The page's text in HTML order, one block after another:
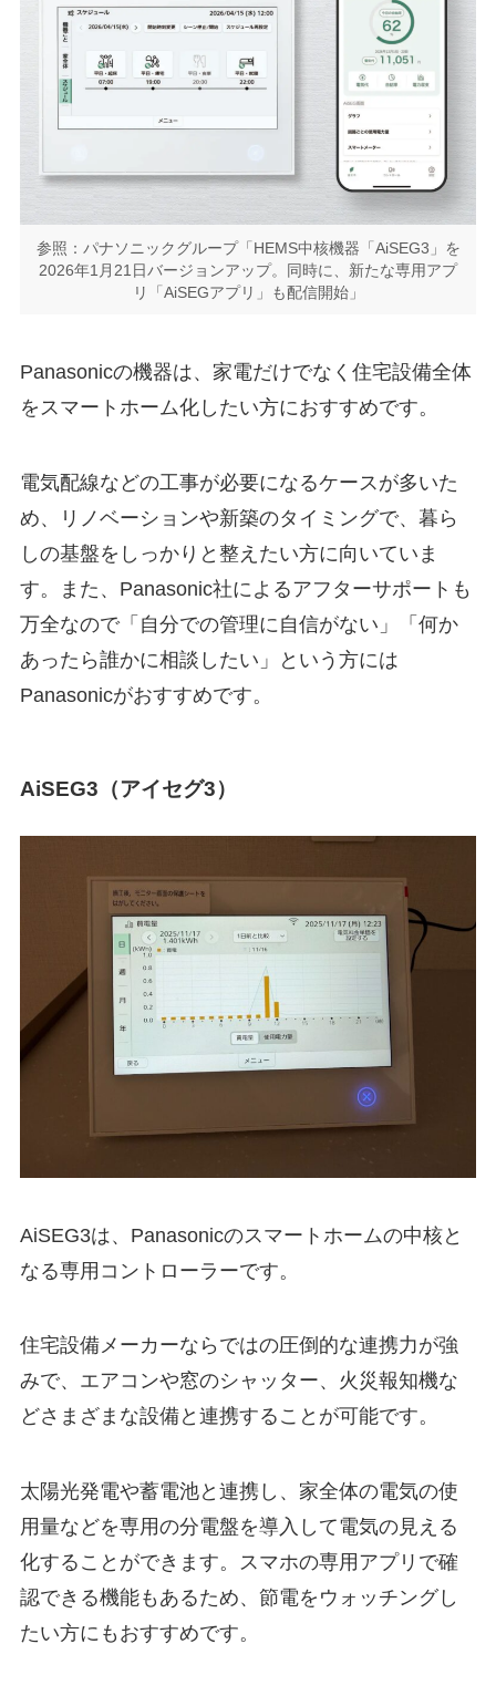
参照：パナソニックグループ「HEMS中核機器「AiSEG3」を
2026年1月21日バージョンアップ。同時に、新たな専用アプ
リ「AiSEGアプリ」も配信開始」
Panasonicの機器は、家電だけでなく住宅設備全体
をスマートホーム化したい方におすすめです。
電気配線などの工事が必要になるケースが多いた
め、リノベーションや新築のタイミングで、暮ら
しの基盤をしっかりと整えたい方に向いていま
す。また、Panasonic社によるアフターサポートも
万全なので「自分での管理に自信がない」「何か
あったら誰かに相談したい」という方には
Panasonicがおすすめです。
AiSEG3（アイセグ3）
AiSEG3は、Panasonicのスマートホームの中核と
なる専用コントローラーです。
住宅設備メーカーならではの圧倒的な連携力が強
みで、エアコンや窓のシャッター、火災報知機な
どさまざまな設備と連携することが可能です。
太陽光発電や蓄電池と連携し、家全体の電気の使
用量などを専用の分電盤を導入して電気の見える
化することができます。スマホの専用アプリで確
認できる機能もあるため、節電をウォッチングし
たい方にもおすすめです。